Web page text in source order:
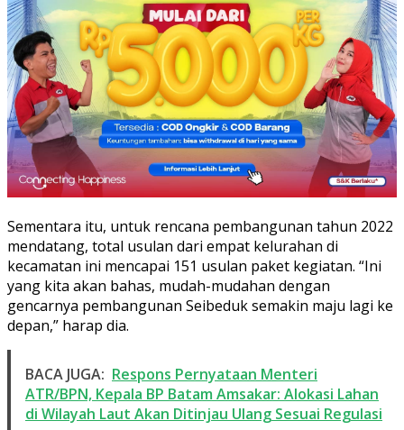
Sementara itu, untuk rencana pembangunan tahun 2022
mendatang, total usulan dari empat kelurahan di
kecamatan ini mencapai 151 usulan paket kegiatan. “Ini
yang kita akan bahas, mudah-mudahan dengan
gencarnya pembangunan Seibeduk semakin maju lagi ke
depan,” harap dia.
BACA JUGA: Respons Pernyataan Menteri
ATR/BPN, Kepala BP Batam Amsakar: Alokasi Lahan
di Wilayah Laut Akan Ditinjau Ulang Sesuai Regulasi